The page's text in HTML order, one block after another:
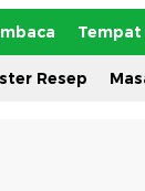
Tempat
Resep